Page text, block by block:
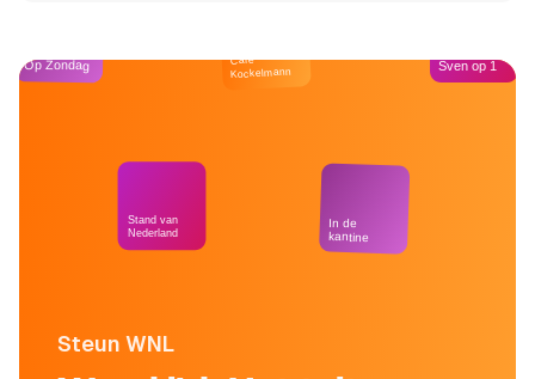
Steun WNL
Op Zondag
Stand van
Nederland
Café
Kockelmann
In de
kantine
Sven op 1